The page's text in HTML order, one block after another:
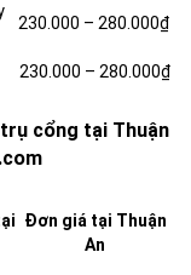
230.000 – 280.000₫
230.000 – 280.000₫
cổng tại Thuận
Đơn giá tại Thuận
An